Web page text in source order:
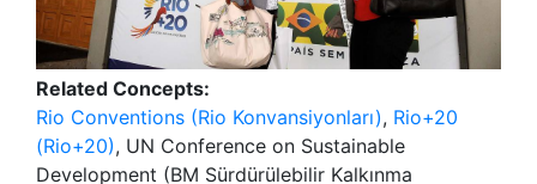
Related Concepts:
Rio Conventions (Rio Konvansiyonları), Rio+20
(Rio+20), UN Conference on Sustainable
Development (BM Sürdürülebilir Kalkınma